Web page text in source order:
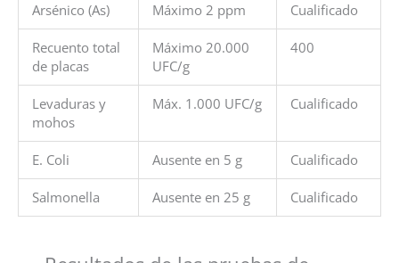
Arsénico (As) Máximo 2 ppm Cualificado
Recuento total
de placas
Máximo 20.000
UFC/g
400
Levaduras y
mohos
Máx. 1.000 UFC/g Cualificado
E. Coli Ausente en 5 g Cualificado
Salmonella Ausente en 25 g Cualificado